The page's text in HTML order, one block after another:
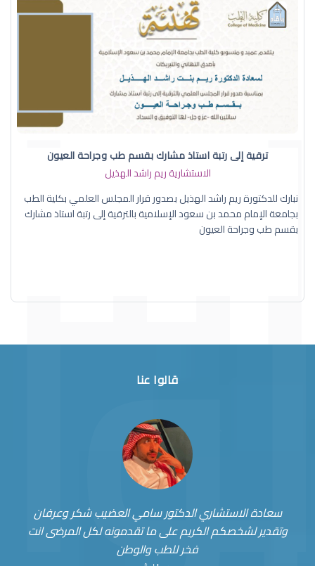
ترقية إلى رتبة استاذ مشارك بقسم طب وجراحة العيون
الاستشارية ريم راشد الهذيل
نبارك للدكتورة ريم راشد الهذيل بصدور قرار المجلس العلمي بكلية الطب
بجامعة الإمام محمد بن سعود الإسلامية بالترقية إلى رتبة استاذ مشارك
بقسم طب وجراحة العيون
قالوا عنا
سعادة الاستشاري الدكتور سامي العضيب شكر وعرفان
وتقدير لشخصكم الكريم على ما تقدمونه لكل المرضى انت
فخر للطب والوطن